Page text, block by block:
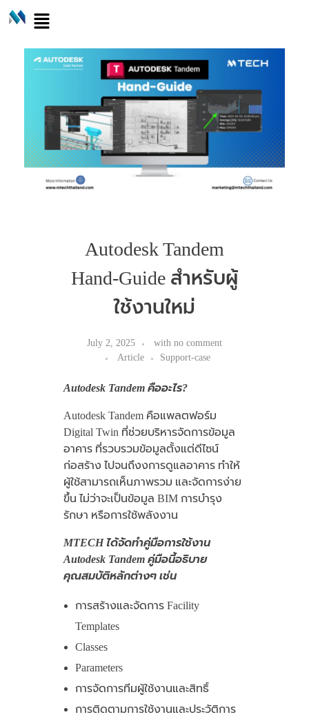
Autodesk Tandem
Hand-Guide สำหรับผู้
ใช้งานใหม่
July 2, 2025 with no comment
Article
Support-case
Autodesk Tandem คืออะไร?
Autodesk Tandem คือแพลตฟอร์ม
Digital Twin ที่ช่วยบริหารจัดการข้อมูล
อาคาร ที่รวบรวมข้อมูลตั้งแต่ดีไซน์
ก่อสร้าง ไปจนถึงงการดูแลอาคาร ทำให้
ผู้ใช้สามารถเห็นภาพรวม และจัดการง่าย
ขึ้น ไม่ว่าจะเป็นข้อมูล BIM การบำรุง
รักษา หรือการใช้พลังงาน
MTECH ได้จัดทำคู่มือการใช้งาน
Autodesk Tandem คู่มือนี้อธิบาย
คุณสมบัติหลักต่างๆ เช่น
การสร้างและจัดการ Facility
Templates
Classes
Parameters
การจัดการทีมผู้ใช้งานและสิทธิ์
การติดตามการใช้งานและประวัติการ